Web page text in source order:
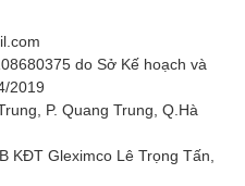
do Sở Kế hoạch và
2019
P. Quang Trung, Q.Hà
KĐT Gleximco Lê Trọng Tấn,